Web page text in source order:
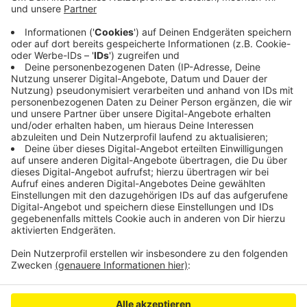
Anzeige
Der Bewohner, ein 35 Jahre alter Mann, ist bei der
Polizei schon wegen Drogenhandels bekannt.
Anzeige
Anzeige